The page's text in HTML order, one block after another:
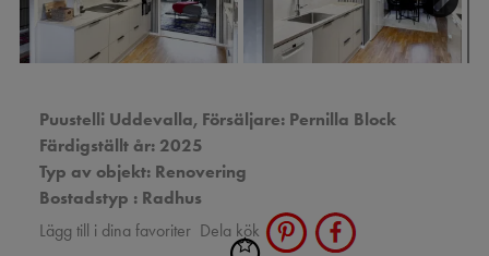
Next
Puustelli Uddevalla, Försäljare: Pernilla Block
Färdigställt år: 2025
Typ av objekt: Renovering
Bostadstyp : Radhus
Lägg till i dina favoriter Dela kök